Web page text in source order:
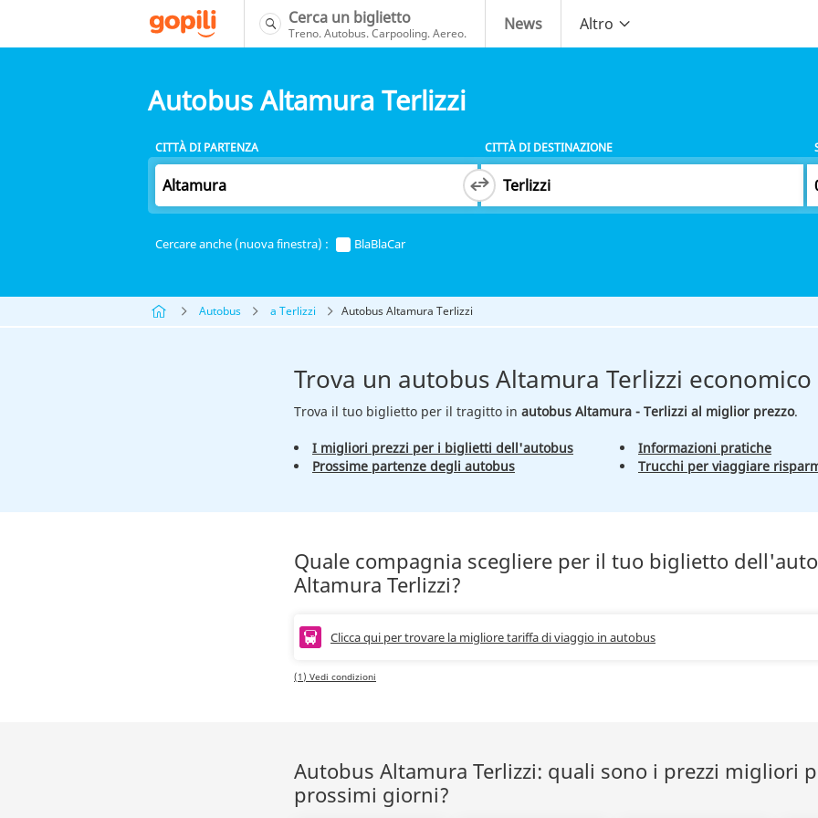
Cerca un biglietto
Treno. Autobus. Carpooling. Aereo. News Altro
Autobus Altamura Terlizzi
CITTÀ DI PARTENZA CITTÀ DI DESTINAZIONE
Cercare anche (nuova finestra) : BlaBlaCar
Autobus a Terlizzi Autobus Altamura Terlizzi
Trova un autobus Altamura Terlizzi economico
Trova il tuo biglietto per il tragitto in autobus Altamura - Terlizzi al miglior prezzo.
I migliori prezzi per i biglietti dell'autobus
Prossime partenze degli autobus
Informazioni pratiche
Trucchi per viaggiare
Quale compagnia scegliere per il tuo biglietto
Altamura Terlizzi?
Clicca qui per trovare la migliore tariffa di viaggio in autobus
(1) Vedi condizioni
Autobus Altamura Terlizzi: quali sono i prezzi migliori
prossimi giorni?